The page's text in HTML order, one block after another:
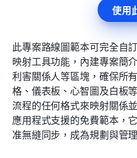
使用
此專案路線圖範本可完全自
映射工具功能，內建專案簡
利害關係人等區塊，確保所
格、儀表板、心智圖及白板
流程的任何格式來映射關係
應用程式支援的免費範本，
准無縫同步，成為規劃與管